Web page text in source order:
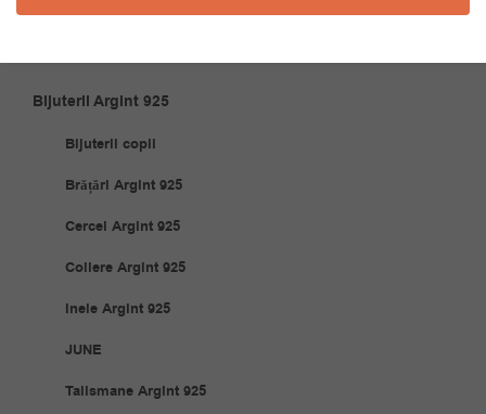
Accesorii Cuplu
Articole Casă
Bijuterii Argint 925
Bijuterii copii
Brățări Argint 925
Cercei Argint 925
Coliere Argint 925
Inele Argint 925
JUNE
Talismane Argint 925